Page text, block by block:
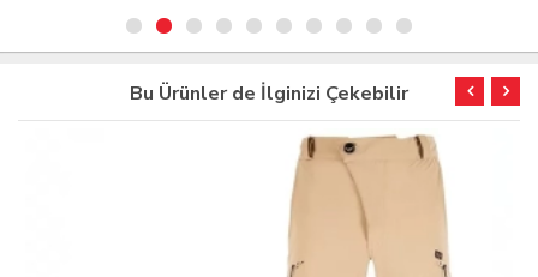
Bu Ürünler de İlginizi Çekebilir